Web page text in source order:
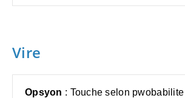
Vire
Opsyon : Touche selon